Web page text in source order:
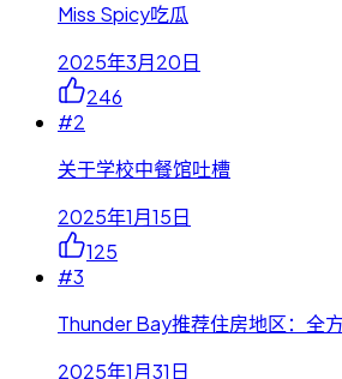
Miss Spicy吃瓜
2025年3月20日
246
#2
关于学校中餐馆吐槽
2025年1月15日
125
#3
Thunder Bay推荐住房地区：全
2025年1月31日